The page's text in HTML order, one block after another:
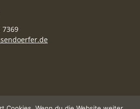
7369